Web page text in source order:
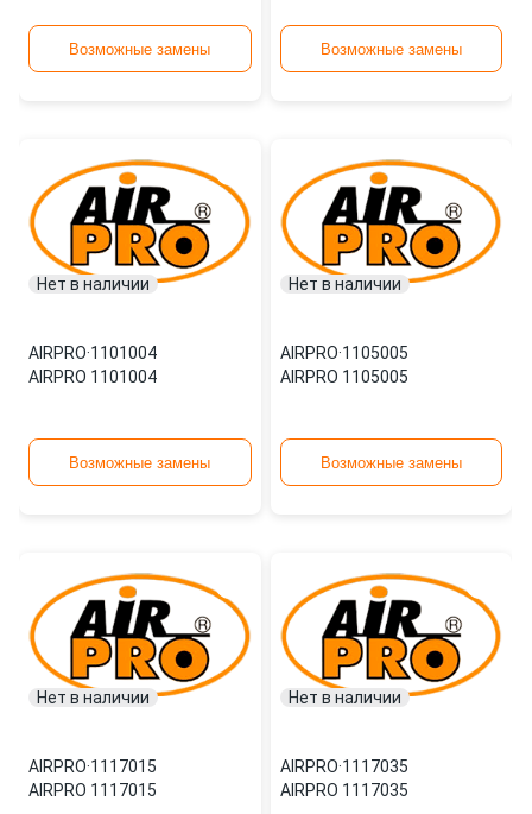
Возможные замены Возможные замены
Нет в наличии
AIRPRO·1101004
AIRPRO 1101004
Возможные замены
Нет в наличии
AIRPRO·1105005
AIRPRO 1105005
Возможные замены
Нет в наличии
AIRPRO·1117015
AIRPRO 1117015
Нет в наличии
AIRPRO·1117035
AIRPRO 1117035